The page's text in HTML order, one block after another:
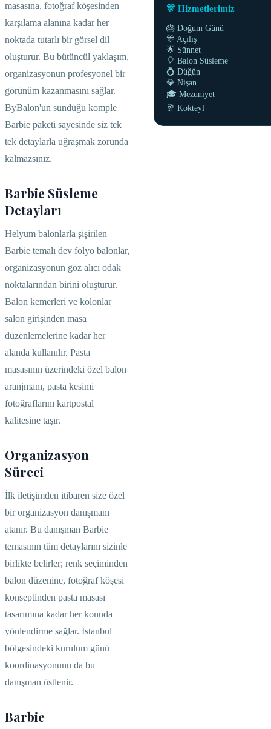
masasına, fotoğraf köşesinden
karşılama alanına kadar her
noktada tutarlı bir görsel dil
oluşturur. Bu bütüncül yaklaşım,
organizasyonun profesyonel bir
görünüm kazanmasını sağlar.
ByBalon'un sunduğu komple
Barbie paketi sayesinde siz tek
tek detaylarla uğraşmak zorunda
kalmazsınız.
Barbie Süsleme
Detayları
Helyum balonlarla şişirilen
Barbie temalı dev folyo balonlar,
organizasyonun göz alıcı odak
noktalarından birini oluşturur.
Balon kemerleri ve kolonlar
salon girişinden masa
düzenlemelerine kadar her
alanda kullanılır. Pasta
masasının üzerindeki özel balon
aranjmanı, pasta kesimi
fotoğraflarını kartpostal
kalitesine taşır.
Organizasyon
Süreci
İlk iletişimden itibaren size özel
bir organizasyon danışmanı
atanır. Bu danışman Barbie
temasının tüm detaylarını sizinle
birlikte belirler; renk seçiminden
balon düzenine, fotoğraf köşesi
konseptinden pasta masası
tasarımına kadar her konuda
yönlendirme sağlar. İstanbul
bölgesindeki kurulum günü
koordinasyonunu da bu
danışman üstlenir.
Barbie
🎊 Hizmetlerimiz
🎂 Doğum Günü
🎊 Açılış
🌟 Sünnet
🎈 Balon Süsleme
💍 Düğün
💎 Nişan
🎓 Mezuniyet
🥂 Kokteyl